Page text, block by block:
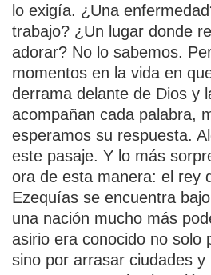
lo exigía. ¿Una
trabajo? ¿Un lugar donde
adorar? No lo sabemos.
momentos en la vida en
derrama delante de Dios y
acompañan cada palabra,
esperamos su respuesta.
este pasaje. Y lo más
ora de esta manera: el rey
Ezequías se encuentra
una nación mucho más
asirio era conocido no solo
sino por arrasar ciudades y